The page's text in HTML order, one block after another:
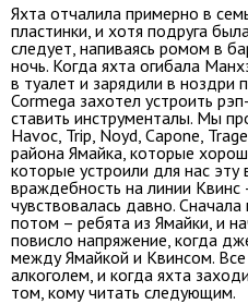
Яхта отчалила примерно в
пластинки, и хотя подруга
следует, напиваясь ромом в
ночь. Когда яхта огибала
в туалет и зарядили в ноздри
Cormega захотел устроить
ставить инструменталы. Мы
Havoc, Trip, Noyd, Capone,
района Ямайка, которые
которые устроили для нас эту
враждебность на линии
чувствовалась давно.
потом – ребята из Ямайки, и
повисло напряжение, когда
между Ямайкой и Квинсом.
алкоголем, и когда яхта
том, кому читать следующим.